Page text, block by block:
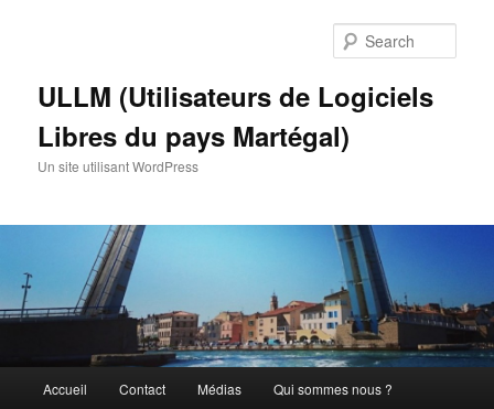
ULLM (Utilisateurs de Logiciels
Libres du pays Martégal)
Un site utilisant WordPress
Accueil Contact Médias Qui sommes nous ?